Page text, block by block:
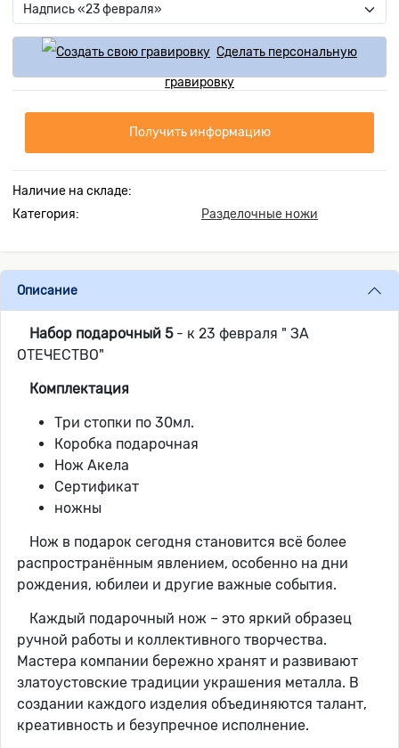
Сделать персональную
гравировку
Получить информацию
Наличие на складе:
Категория:
Разделочные ножи
Описание
Набор подарочный 5- к 23 февраля " ЗА
ОТЕЧЕСТВО"
Комплектация
Три стопки по 30мл.
Коробка подарочная
Нож Акела
Сертификат
ножны
Нож в подарок сегодня становится всё более
распространённым явлением, особенно на дни
рождения, юбилеи и другие важные события.
Каждый подарочный нож – это яркий образец
ручной работы и коллективного творчества.
Мастера компании бережно хранят и развивают
златоустовские традиции украшения металла. В
создании каждого изделия объединяются талант,
креативность и безупречное исполнение.